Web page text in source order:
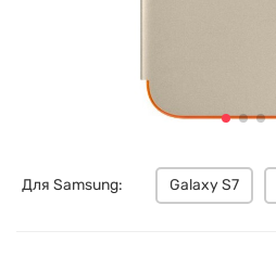
Для Samsung: Galaxy S7